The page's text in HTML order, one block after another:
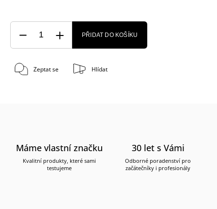
PŘIDAT DO KOŠÍKU
Zeptat se Hlídat
Máme vlastní značku
Kvalitní produkty, které sami
testujeme
30 let s Vámi
Odborné poradenství pro
začátečníky i profesionály